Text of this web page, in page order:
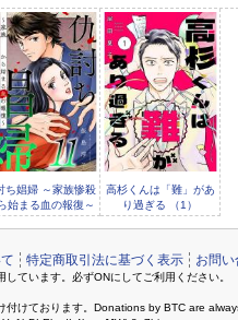
ち娼婦 ～家族惨殺
始まる血の報復～
（11）
高杉くんは「難」があ
り過ぎる （1）
特定商取引法に基づく表示 お問
ています。必ずONにしてご利用ください。
付けております。Donations by BTC are